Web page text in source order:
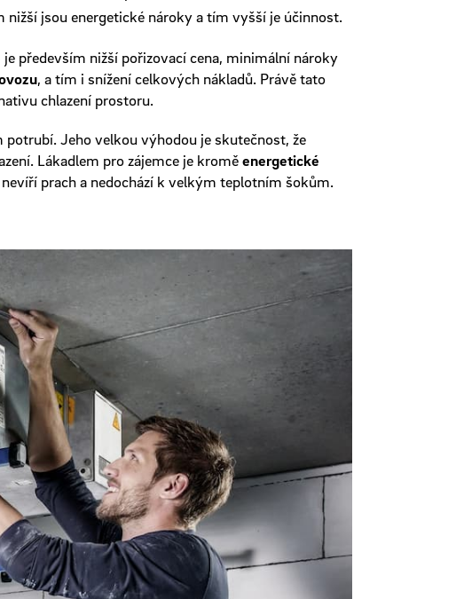
jsou energetické nároky a tím vyšší je účinnost.
především nižší pořizovací cena, minimální nároky
, a tím i snížení celkových nákladů. Právě tato
chlazení prostoru.
Jeho velkou výhodou je skutečnost, že
Lákadlem pro zájemce je kroměenergetické
prach a nedochází k velkým teplotním šokům.